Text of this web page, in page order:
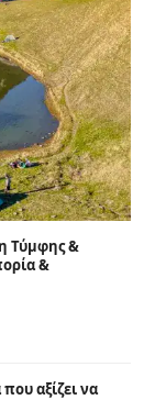
Τύμφης &
&
αξίζει να